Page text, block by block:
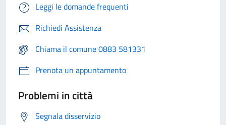
Leggi le domande frequenti
Richiedi Assistenza
Chiama il comune 0883 581331
Prenota un appuntamento
Problemi in città
Segnala disservizio